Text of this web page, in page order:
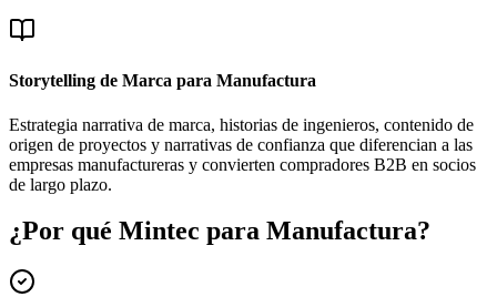
Storytelling de Marca para Manufactura
Estrategia narrativa de marca, historias de ingenieros, contenido de
origen de proyectos y narrativas de confianza que diferencian a las
empresas manufactureras y convierten compradores B2B en socios
de largo plazo.
¿Por qué Mintec para Manufactura?